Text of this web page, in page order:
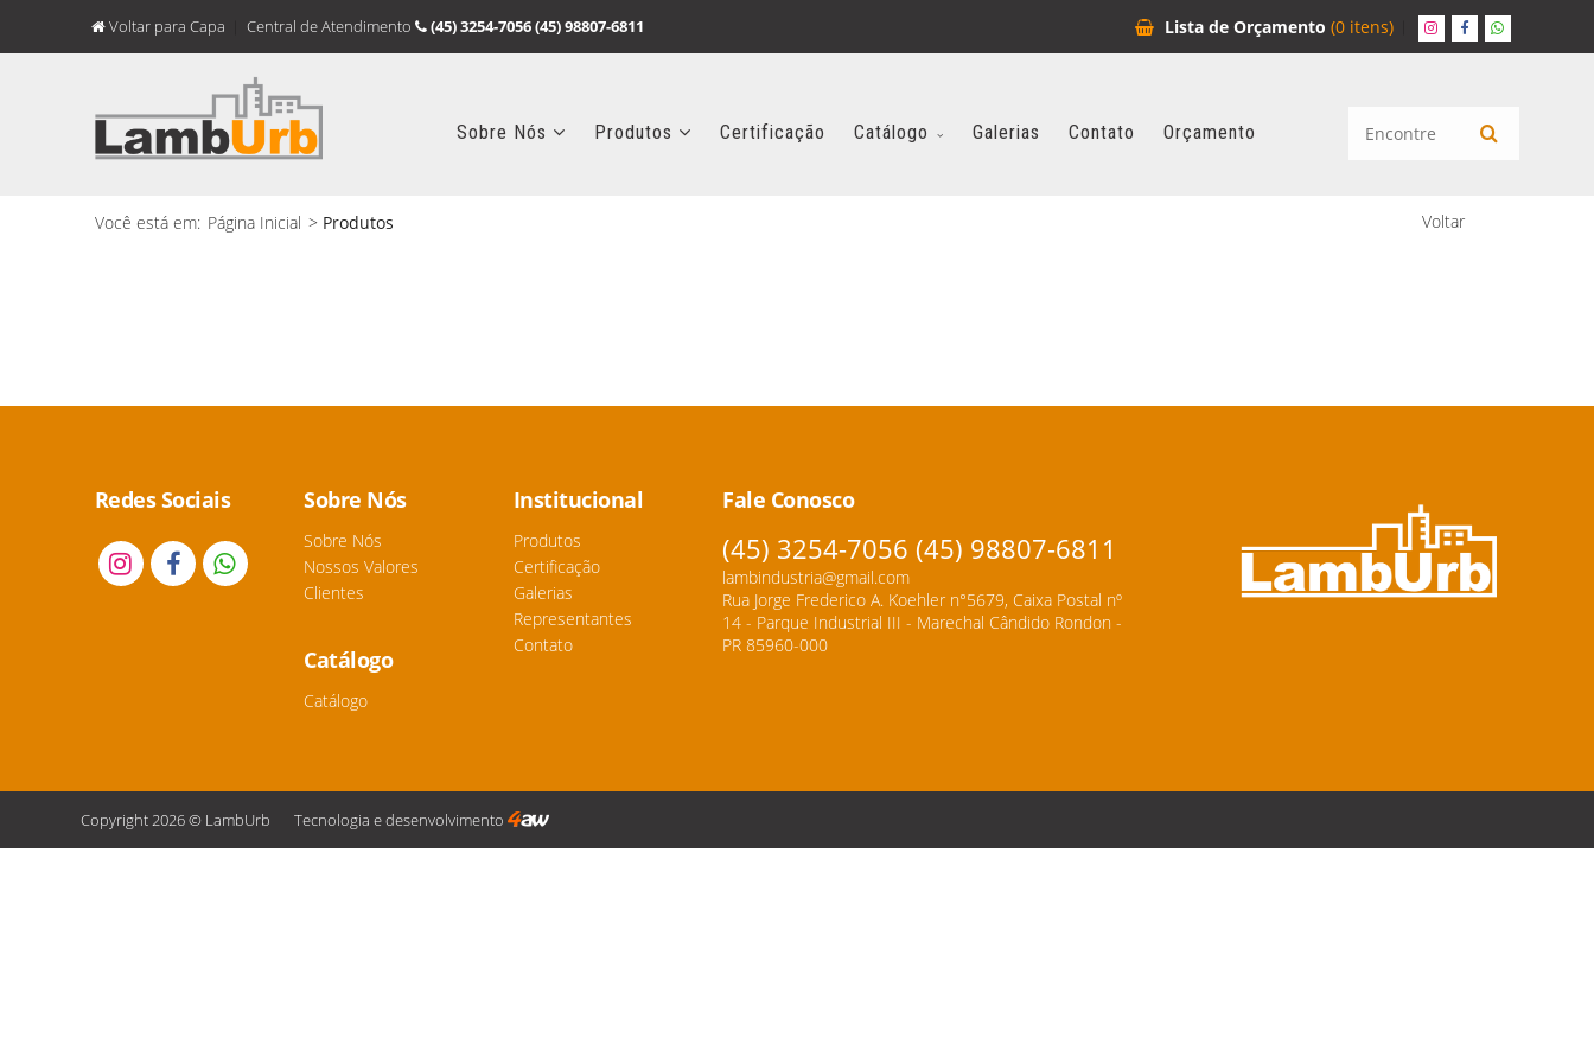
Voltar para Capa Central de Atendimento (45) 3254-7056 (45) 98807-6811 Lista de Orçamento (0 itens)
Sobre Nós Produtos Certificação Catálogo Galerias Contato Orçamento
Você está em: Página Inicial > Produtos Voltar
Redes Sociais Sobre Nós
Sobre Nós
Nossos Valores
Clientes
Catálogo
Catálogo
Institucional
Produtos
Certificação
Galerias
Representantes
Contato
Fale Conosco
(45) 3254-7056 (45) 98807-6811
lambindustria@gmail.com
Rua Jorge Frederico A. Koehler n°5679, Caixa Postal nº
14 - Parque Industrial III - Marechal Cândido Rondon -
PR 85960-000
Copyright 2026 © LambUrb Tecnologia e desenvolvimento